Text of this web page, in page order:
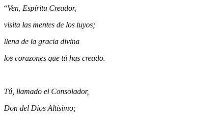
“Ven, Espíritu Creador,
visita las mentes de los tuyos;
llena de la gracia divina
los corazones que tú has creado.
Tú, llamado el Consolador,
Don del Dios Altísimo;